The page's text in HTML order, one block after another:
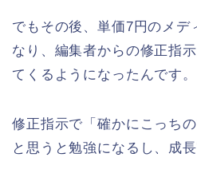
でもその後、単価7円のメデ
なり、編集者からの修正指
てくるようになったんです。
修正指示で「確かにこっち
と思うと勉強になるし、成